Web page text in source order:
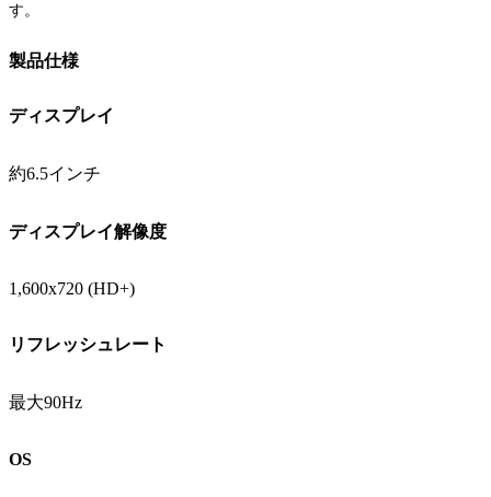
す。
製品仕様
ディスプレイ
約6.5インチ
ディスプレイ解像度
1,600x720 (HD+)
リフレッシュレート
最大90Hz
OS